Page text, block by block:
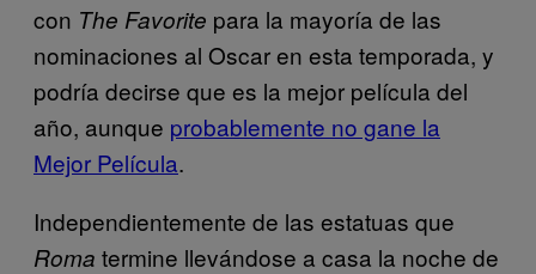
con The Favorite para la mayoría de las
nominaciones al Oscar en esta temporada, y
podría decirse que es la mejor película del
año, aunque probablemente no gane la
Mejor Película.
Independientemente de las estatuas que
Roma termine llevándose a casa la noche de